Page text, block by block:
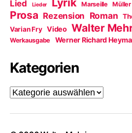
Lied Lieder Marseille Müller
Prosa Rezension Roman
Varian Fry Video Walter
Werkausgabe Werner Richard
Kategorien
Kategorien